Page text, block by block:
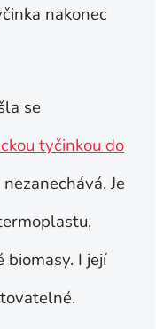
nakonec
se
tyčinkou do
Je
biomasy. I její